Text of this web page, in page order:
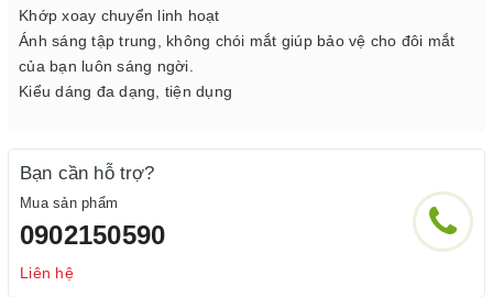
Khớp xoay chuyển linh hoạt
Ánh sáng tập trung, không chói mắt giúp bảo vệ cho đôi mắt
của bạn luôn sáng ngời.
Kiểu dáng đa dạng, tiện dụng
Bạn cần hỗ trợ?
Mua sản phẩm
0902150590
Liên hệ